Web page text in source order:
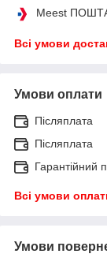
Meest
Всі умови
Умови оплати
Післяплата
Післяплата
Гарантійний
Всі умови
Умови